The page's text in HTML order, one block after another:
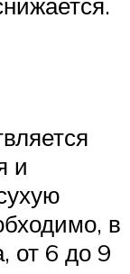
и
в
от 6 до 9